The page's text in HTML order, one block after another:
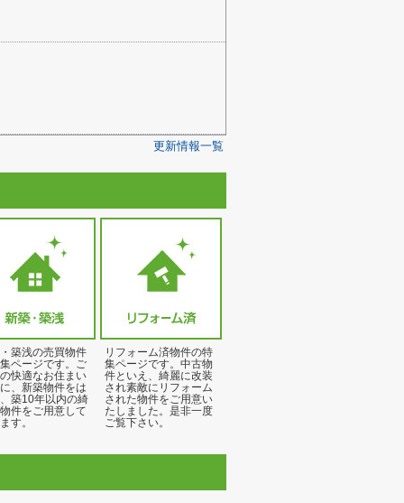
更新情報一覧
築浅の売買物件
ページです。ご
快適なお住まい
、新築物件をは
築10年以内の綺
件をご用意して
す。
リフォーム済物件の特
集ページです。中古物
件といえ、綺麗に改装
され素敵にリフォーム
された物件をご用意い
たしました。是非一度
ご覧下さい。